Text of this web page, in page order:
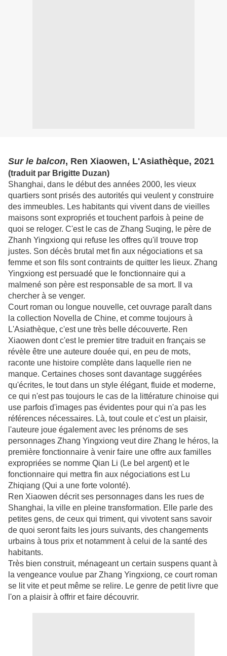
Sur le balcon, Ren Xiaowen, L'Asiathèque, 2021
(traduit par Brigitte Duzan)
Shanghai, dans le début des années 2000, les vieux
quartiers sont prisés des autorités qui veulent y construire
des immeubles. Les habitants qui vivent dans de vieilles
maisons sont expropriés et touchent parfois à peine de
quoi se reloger. C'est le cas de Zhang Suqing, le père de
Zhanh Yingxiong qui refuse les offres qu'il trouve trop
justes. Son décès brutal met fin aux négociations et sa
femme et son fils sont contraints de quitter les lieux. Zhang
Yingxiong est persuadé que le fonctionnaire qui a
malmené son père est responsable de sa mort. Il va
chercher à se venger.
Court roman ou longue nouvelle, cet ouvrage paraît dans
la collection Novella de Chine, et comme toujours à
L'Asiathèque, c'est une très belle découverte. Ren
Xiaowen dont c'est le premier titre traduit en français se
révèle être une auteure douée qui, en peu de mots,
raconte une histoire complète dans laquelle rien ne
manque. Certaines choses sont davantage suggérées
qu'écrites, le tout dans un style élégant, fluide et moderne,
ce qui n'est pas toujours le cas de la littérature chinoise qui
use parfois d'images pas évidentes pour qui n'a pas les
références nécessaires. Là, tout coule et c'est un plaisir,
l'auteure joue également avec les prénoms de ses
personnages Zhang Yingxiong veut dire Zhang le héros, la
première fonctionnaire à venir faire une offre aux familles
expropriées se nomme Qian Li (Le bel argent) et le
fonctionnaire qui mettra fin aux négociations est Lu
Zhiqiang (Qui a une forte volonté).
Ren Xiaowen décrit ses personnages dans les rues de
Shanghai, la ville en pleine transformation. Elle parle des
petites gens, de ceux qui triment, qui vivotent sans savoir
de quoi seront faits les jours suivants, des changements
urbains à tous prix et notamment à celui de la santé des
habitants.
Très bien construit, ménageant un certain suspens quant à
la vengeance voulue par Zhang Yingxiong, ce court roman
se lit vite et peut même se relire. Le genre de petit livre que
l'on a plaisir à offrir et faire découvrir.